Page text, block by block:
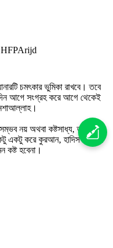
চমৎকার ভুমিকা রাখবে। তবে
দিন আগে সংগ্রহ করে আগে থেকেই
নয় অথবা কষ্টসাধ্য, তাই
একটু করে কুরআন, হাদিস ইত্যাদি
কষ্ট হবেনা।